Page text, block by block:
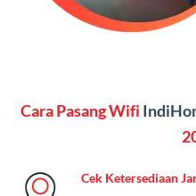
Paket Dynamic IP
Fitur:Kecepatan
keluarga, nelpon & SMS
Kelebihan:Cocok untuk
Cara Pasang Wifi
Cek Ketersediaan